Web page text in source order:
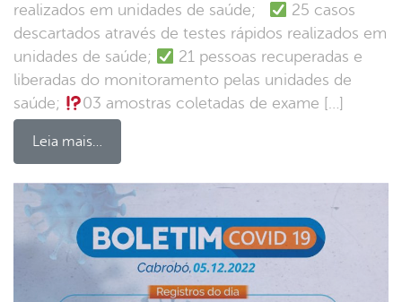
realizados em unidades de saúde;
25 casos
descartados através de testes rápidos realizados em
unidades de saúde;
21 pessoas recuperadas e
liberadas do monitoramento pelas unidades de
saúde;
03 amostras coletadas de exame […]
Leia mais…